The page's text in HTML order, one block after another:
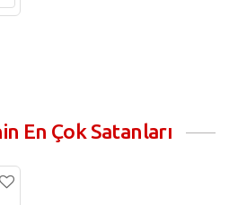
En Çok Satanları